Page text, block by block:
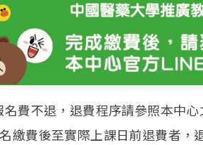
名費不退，退費程序請參照本中
繳費後至實際上課日前退費者，